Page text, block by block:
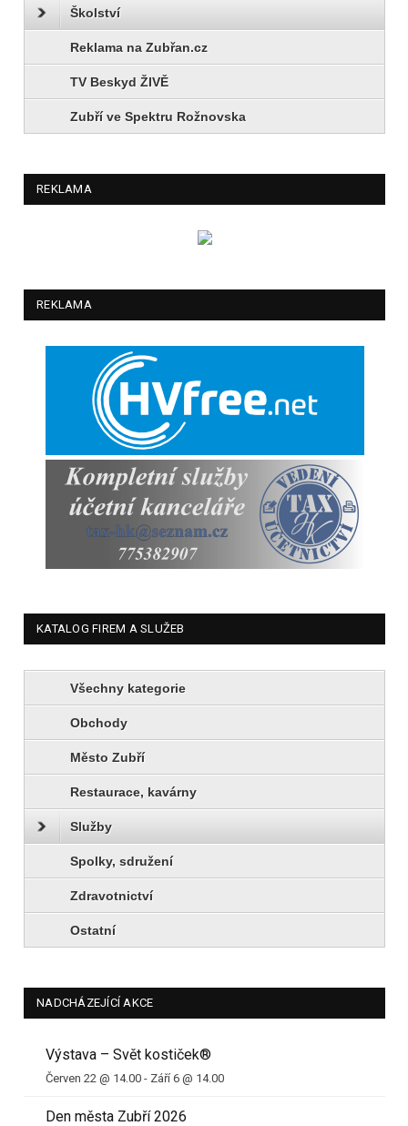
Školství
Reklama na Zubřan.cz
TV Beskyd ŽIVĚ
Zubří ve Spektru Rožnovska
REKLAMA
REKLAMA
KATALOG FIREM A SLUŽEB
Všechny kategorie
Obchody
Město Zubří
Restaurace, kavárny
Služby
Spolky, sdružení
Zdravotnictví
Ostatní
NADCHÁZEJÍCÍ AKCE
Výstava – Svět kostiček®
Červen 22 @ 14.00 - Září 6 @ 14.00
Den města Zubří 2026